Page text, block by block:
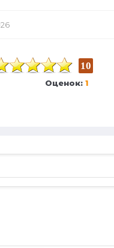
10
Оценок: 1